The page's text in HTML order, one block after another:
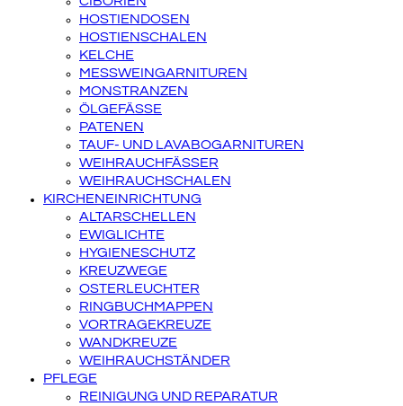
HOSTIENDOSEN
HOSTIENSCHALEN
KELCHE
MESSWEINGARNITUREN
MONSTRANZEN
ÖLGEFÄSSE
PATENEN
TAUF- UND LAVABOGARNITUREN
WEIHRAUCHFÄSSER
WEIHRAUCHSCHALEN
KIRCHENEINRICHTUNG
ALTARSCHELLEN
EWIGLICHTE
HYGIENESCHUTZ
KREUZWEGE
OSTERLEUCHTER
RINGBUCHMAPPEN
VORTRAGEKREUZE
WANDKREUZE
WEIHRAUCHSTÄNDER
PFLEGE
REINIGUNG UND REPARATUR